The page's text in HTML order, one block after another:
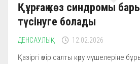
Құрғақ көз синдромы
түсінуге болады
ДЕНСАУЛЫҚ 12.02.2026
Қазіргі өмір салты көру мүшелеріне